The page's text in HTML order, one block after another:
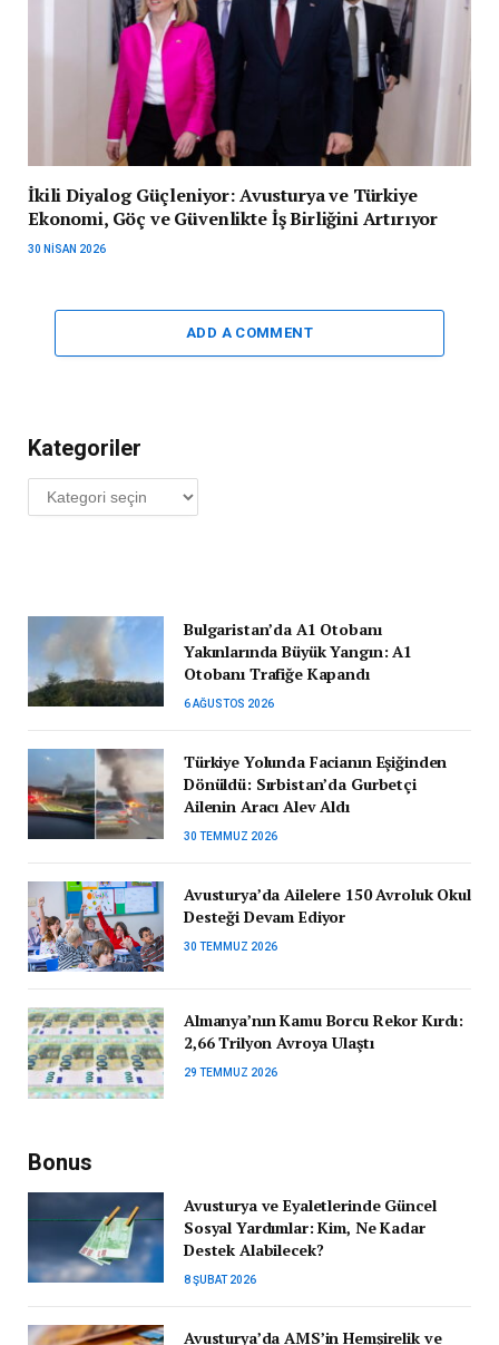
İkili Diyalog Güçleniyor: Avusturya ve Türkiye
Ekonomi, Göç ve Güvenlikte İş Birliğini Artırıyor
30 NISAN 2026
ADD A COMMENT
Kategoriler
Kategoriler
Bulgaristan’da A1 Otobanı
Yakınlarında Büyük Yangın: A1
Otobanı Trafiğe Kapandı
6 AĞUSTOS 2026
Türkiye Yolunda Facianın Eşiğinden
Dönüldü: Sırbistan’da Gurbetçi
Ailenin Aracı Alev Aldı
30 TEMMUZ 2026
Avusturya’da Ailelere 150 Avroluk Okul
Desteği Devam Ediyor
30 TEMMUZ 2026
Almanya’nın Kamu Borcu Rekor Kırdı:
2,66 Trilyon Avroya Ulaştı
29 TEMMUZ 2026
Bonus
Avusturya ve Eyaletlerinde Güncel
Sosyal Yardımlar: Kim, Ne Kadar
Destek Alabilecek?
8 ŞUBAT 2026
Avusturya’da AMS’in Hemşirelik ve